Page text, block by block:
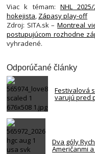
Viac k témam: NHL 2025/
hokejista, Zápasy play-off
Zdroj: SITA.sk –Montreal
postupujúcom rozhodne
vyhradené.
Odporúčané články
Festivalová
varujú pred
Dva góly
Američanmi